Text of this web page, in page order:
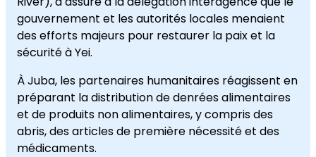
gouvernement et les autorités locales menaient
des efforts majeurs pour restaurer la paix et la
sécurité à Yei.
À Juba, les partenaires humanitaires réagissent en
préparant la distribution de denrées alimentaires
et de produits non alimentaires, y compris des
abris, des articles de première nécessité et des
médicaments.